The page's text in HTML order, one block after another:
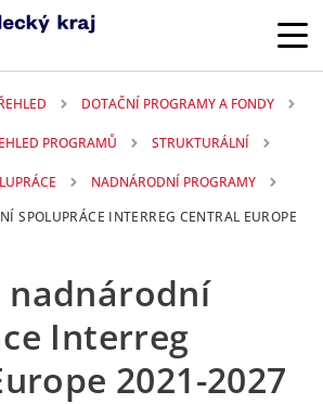
DOTAČNÍ PROGRAMY A FONDY
PROGRAMŮ STRUKTURÁLNÍ
NADNÁRODNÍ PROGRAMY
SPOLUPRÁCE INTERREG CENTRAL EUROPE
nadnárodní
Interreg
2021-2027